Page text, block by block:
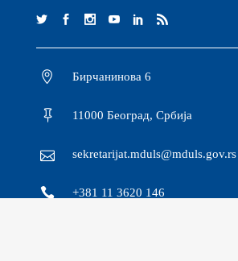
Бирчанинова 6
11000 Београд, Србија
sekretarijat.mduls@mduls.gov.rs
+381 11 3620 146